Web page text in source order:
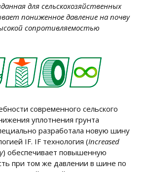
для сельскохозяйственных
пониженное давление на почву
сопротивляемостью
современного сельского
уплотнения грунта
разработала новую шину
IF. IF технология (Increased
) обеспечивает повышенную
при том же давлении в шине по